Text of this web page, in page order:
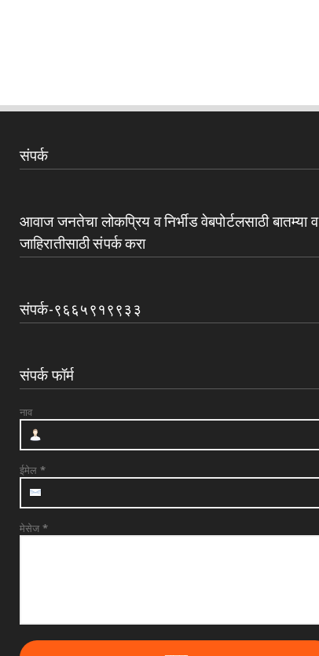
संपर्क
आवाज जनतेचा लोकप्रिय व निर्भीड वेबपोर्टलसाठी बातम्या व
जाहिरातीसाठी संपर्क करा
संपर्क-९६६५९१९९३३
संपर्क फॉर्म
नाव
ईमेल *
मेसेज *